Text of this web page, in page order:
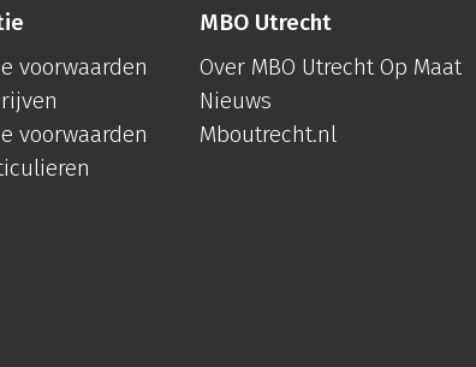
voorwaarden
voorwaarden
MBO Utrecht
Over MBO Utrecht Op Maat
Nieuws
Mboutrecht.nl